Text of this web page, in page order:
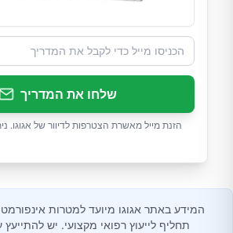
שלחו את המדריך
הזנת מייל מאשרת הצטרפות לדיוור של אגוגו.
המידע באתר אגוגו מיועד למטרות
תחליף לייעוץ רפואי מקצועי. יש